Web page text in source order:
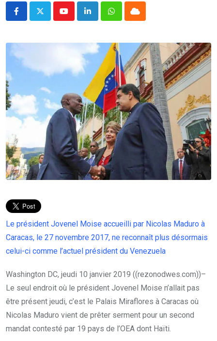
YoutubeLinkedInWhatsappCloud
Le président Jovenel Moise accueilli par Nicolas Maduro à
Caracas, le 27 novembre 2017, ne reconnaît plus désormais
celui-ci comme l’actuel président du Venezuela
Washington DC, jeudi 10 janvier 2019 ((rezonodwes.com))–
Le seul endroit où le président Jovenel Moise n’allait pas
être présent jeudi, c’est le Palais Miraflores à Caracas où
Nicolas Maduro vient de prêter serment pour un second
mandat contesté par 19 pays de l’OEA dont Haïti.